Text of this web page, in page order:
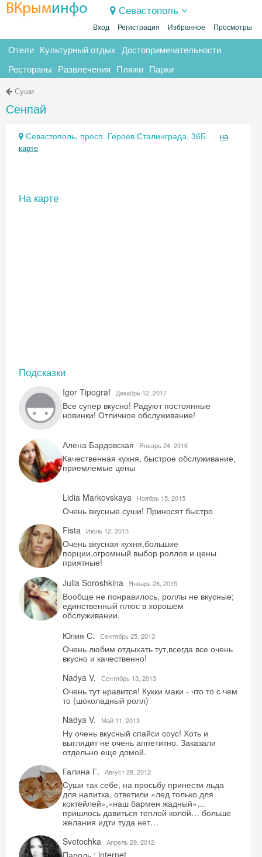
ВКрыминфо Севастополь
Вход Регистрация Избранное Просмотры
Отели Культурный отдых Достопримечательности
Рестораны Развлечения Пляжи Парки
Суши
Сенпай
Севастополь, просп. Героев Сталинграда, 36Б
на
карте
На карте
Подсказки
Igor Tipograf Декабрь 12, 2017
Все супер вкусно! Радуют постоянные
новинки! Отличное обслуживание!
Алена Бардовская Январь 24, 2016
Качественная кухня, быстрое обслуживание,
приемлемые цены
Lidia Markovskaya Ноябрь 15, 2015
Очень вкусные суши! Приносят быстро
Fista
Июль 12, 2015
Очень вкусная кухня,большие
порции,огромный выбор роллов и цены
приятные!
Julia Soroshkina
Январь 28, 2015
Вообще не понравилось, роллы не вкусные;
единственный плюс в хорошем
обслуживании.
Юлия С.
Сентябрь 25, 2013
Очень любим отдыхать тут,всегда все очень
вкусно и качественно!
Nadya V.
Сентябрь 13, 2013
Очень тут нравится! Кукки маки - что то с чем
то (шоколадный ролл)
Nadya V.
Май 11, 2013
Ну очень вкусный спайси соус! Хоть и
выглядит не очень аппетитно. Заказали
отдельно еще домой.
Галина Г.
Август 28, 2012
Суши так себе, на просьбу принести льда
для напитка, ответили «лед только для
коктейлей»,«наш бармен жадный»…
пришлось давиться теплой колой… больше
желания идти туда нет…
Svetochka Aпрель 29, 2012
Пароль : internet
Скидка −5%
Хочешь дешевле? Оставь почту и получи
промокод на первое бронирование!
Получить промокод